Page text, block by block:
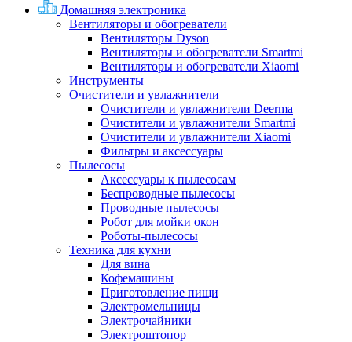
Домашняя электроника
Вентиляторы и обогреватели
Вентиляторы Dyson
Вентиляторы и обогреватели Smartmi
Вентиляторы и обогреватели Xiaomi
Инструменты
Очистители и увлажнители
Очистители и увлажнители Deerma
Очистители и увлажнители Smartmi
Очистители и увлажнители Xiaomi
Фильтры и аксессуары
Пылесосы
Аксессуары к пылесосам
Беспроводные пылесосы
Проводные пылесосы
Робот для мойки окон
Роботы-пылесосы
Техника для кухни
Для вина
Кофемашины
Приготовление пищи
Электромельницы
Электрочайники
Электроштопор